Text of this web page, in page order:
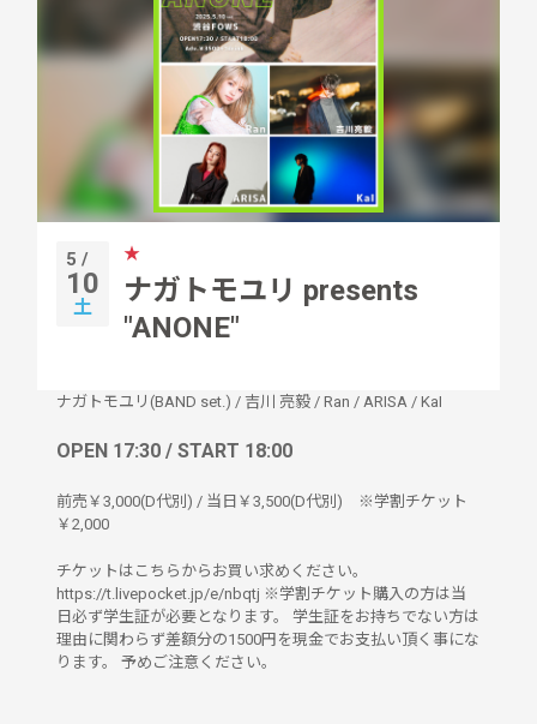
5 /
10
土
★
ナガトモユリ presents
"ANONE"
ナガトモユリ(BAND set.) / 吉川 亮毅 / Ran / ARISA / KaI
OPEN 17:30 / START 18:00
前売￥3,000(D代別) / 当日￥3,500(D代別) ※学割チケット
￥2,000
チケットはこちらからお買い求めください。
https://t.livepocket.jp/e/nbqtj ※学割チケット購入の方は当
日必ず学生証が必要となります。 学生証をお持ちでない方は
理由に関わらず差額分の1500円を現金でお支払い頂く事にな
ります。 予めご注意ください。